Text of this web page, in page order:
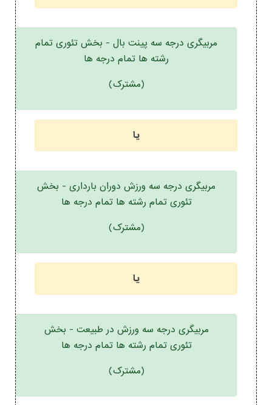
مربیگری درجه سه پینت بال - بخش تئوری تمام
رشته ها تمام درجه ها
(مشترک)
یا
مربیگری درجه سه ورزش دوران بارداری - بخش
تئوری تمام رشته ها تمام درجه ها
(مشترک)
یا
مربیگری درجه سه ورزش در طبیعت - بخش
تئوری تمام رشته ها تمام درجه ها
(مشترک)